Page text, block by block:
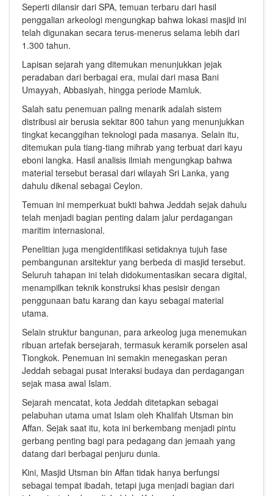
Seperti dilansir dari SPA, temuan terbaru dari hasil
penggalian arkeologi mengungkap bahwa lokasi masjid ini
telah digunakan secara terus-menerus selama lebih dari
1.300 tahun.
Lapisan sejarah yang ditemukan menunjukkan jejak
peradaban dari berbagai era, mulai dari masa Bani
Umayyah, Abbasiyah, hingga periode Mamluk.
Salah satu penemuan paling menarik adalah sistem
distribusi air berusia sekitar 800 tahun yang menunjukkan
tingkat kecanggihan teknologi pada masanya. Selain itu,
ditemukan pula tiang-tiang mihrab yang terbuat dari kayu
eboni langka. Hasil analisis ilmiah mengungkap bahwa
material tersebut berasal dari wilayah Sri Lanka, yang
dahulu dikenal sebagai Ceylon.
Temuan ini memperkuat bukti bahwa Jeddah sejak dahulu
telah menjadi bagian penting dalam jalur perdagangan
maritim internasional.
Penelitian juga mengidentifikasi setidaknya tujuh fase
pembangunan arsitektur yang berbeda di masjid tersebut.
Seluruh tahapan ini telah didokumentasikan secara digital,
menampilkan teknik konstruksi khas pesisir dengan
penggunaan batu karang dan kayu sebagai material
utama.
Selain struktur bangunan, para arkeolog juga menemukan
ribuan artefak bersejarah, termasuk keramik porselen asal
Tiongkok. Penemuan ini semakin menegaskan peran
Jeddah sebagai pusat interaksi budaya dan perdagangan
sejak masa awal Islam.
Sejarah mencatat, kota Jeddah ditetapkan sebagai
pelabuhan utama umat Islam oleh Khalifah Utsman bin
Affan. Sejak saat itu, kota ini berkembang menjadi pintu
gerbang penting bagi para pedagang dan jemaah yang
datang dari berbagai penjuru dunia.
Kini, Masjid Utsman bin Affan tidak hanya berfungsi
sebagai tempat ibadah, tetapi juga menjadi bagian dari